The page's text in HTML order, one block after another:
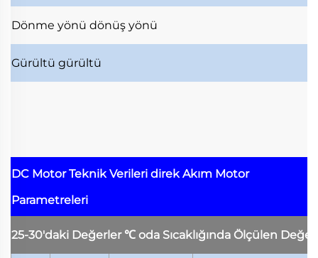
Dönme yönü dönüş yönü
Gürültü gürültü
DC Motor Teknik Verileri direk Akım Motor
Parametreleri
25-30'daki Değerler ℃ oda Sıcaklığında Ölçülen